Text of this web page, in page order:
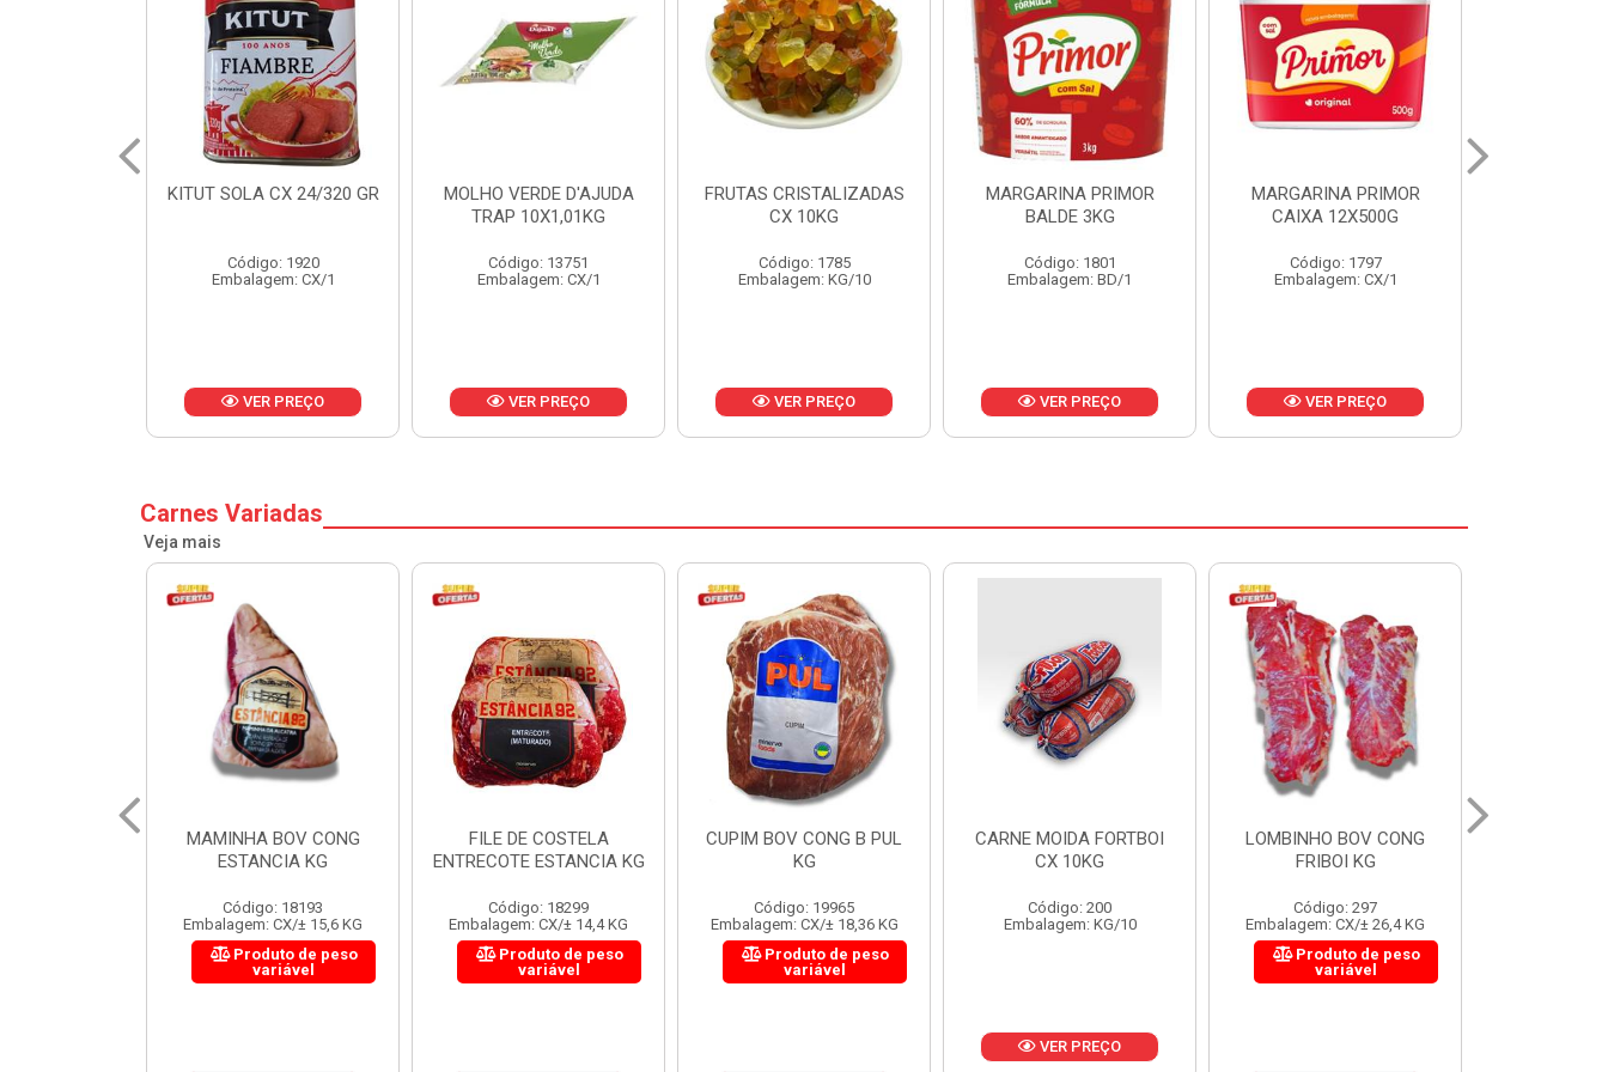
MOLHO VERDE D'AJUDA
Código: 13751
Embalagem: CX/1
VER PREÇO
FRUTAS CRISTALIZADAS
CX 10KG
Código: 1785
Embalagem: KG/10
VER PREÇO
MARGARINA PRIMOR
BALDE 3KG
Código: 1801
Embalagem: BD/1
VER PREÇO
MARGARINA PRIMOR
CAIXA 12X500G
Código: 1797
Embalagem: CX/1
VER PREÇO
MARGARINA PRIMOR CX
24X250G
Código: 1921
Embalagem: CX/1
VER PREÇO
Carnes Variadas
Veja mais
FILE DE COSTELA
ENTRECOTE ESTANCIA KG
Código: 18299
Embalagem: CX/± 14,4 KG
Produto de peso
variável
CUPIM BOV CONG B PUL
KG
Código: 19965
Embalagem: CX/± 18,36 KG
Produto de peso
variável
CARNE MOIDA FORTBOI
CX 10KG
Código: 200
Embalagem: KG/10
LOMBINHO BOV CONG
FRIBOI KG
Código: 297
Embalagem: CX/± 26,4 KG
FIGADO BOV CONG FRIBOI
KG
Código: 222
Embalagem: CX/± 30,12 KG
Produto de peso
variável